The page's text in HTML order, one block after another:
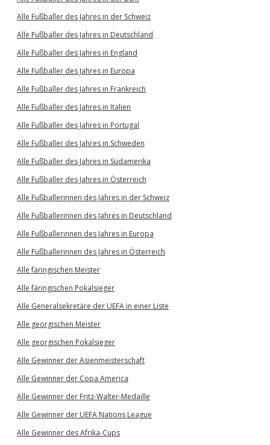
Alle Fußballer des Jahres in der Schweiz
Alle Fußballer des Jahres in Deutschland
Alle Fußballer des Jahres in England
Alle Fußballer des Jahres in Europa
Alle Fußballer des Jahres in Frankreich
Alle Fußballer des Jahres in Italien
Alle Fußballer des Jahres in Portugal
Alle Fußballer des Jahres in Schweden
Alle Fußballer des Jahres in Südamerika
Alle Fußballer des Jahres in Österreich
Alle Fußballerinnen des Jahres in der Schweiz
Alle Fußballerinnen des Jahres in Deutschland
Alle Fußballerinnen des Jahres in Europa
Alle Fußballerinnen des Jahres in Österreich
Alle färingischen Meister
Alle färingischen Pokalsieger
Alle Generalsekretäre der UEFA in einer Liste
Alle georgischen Meister
Alle georgischen Pokalsieger
Alle Gewinner der Asienmeisterschaft
Alle Gewinner der Copa America
Alle Gewinner der Fritz-Walter-Medaille
Alle Gewinner der UEFA Nations League
Alle Gewinner des Afrika-Cups